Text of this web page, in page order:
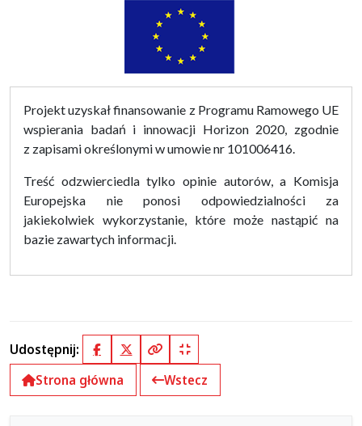
Projekt uzyskał finansowanie z Programu Ramowego UE
wspierania badań i innowacji Horizon 2020, zgodnie
z zapisami określonymi w umowie nr 101006416.
Treść odzwierciedla tylko opinie autorów, a Komisja
Europejska nie ponosi odpowiedzialności za
jakiekolwiek wykorzystanie, które może nastąpić na
bazie zawartych informacji.
Udostępnij: FacebookX (Twitter)
Kopiuj pełny link
Kopiuj krótki link
Strona główna
Wstecz